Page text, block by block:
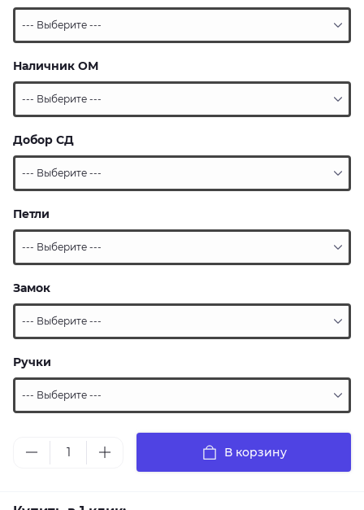
Наличник ОМ
Добор СД
Петли
Замок
Ручки
В корзину